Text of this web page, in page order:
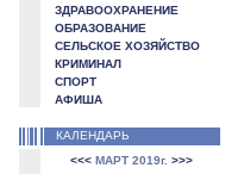
ЗДРАВООХРАНЕНИЕ
ОБРАЗОВАНИЕ
СЕЛЬСКОЕ ХОЗЯЙСТВО
КРИМИНАЛ
СПОРТ
АФИША
КАЛЕНДАРЬ
<<< МАРТ 2019г. >>>